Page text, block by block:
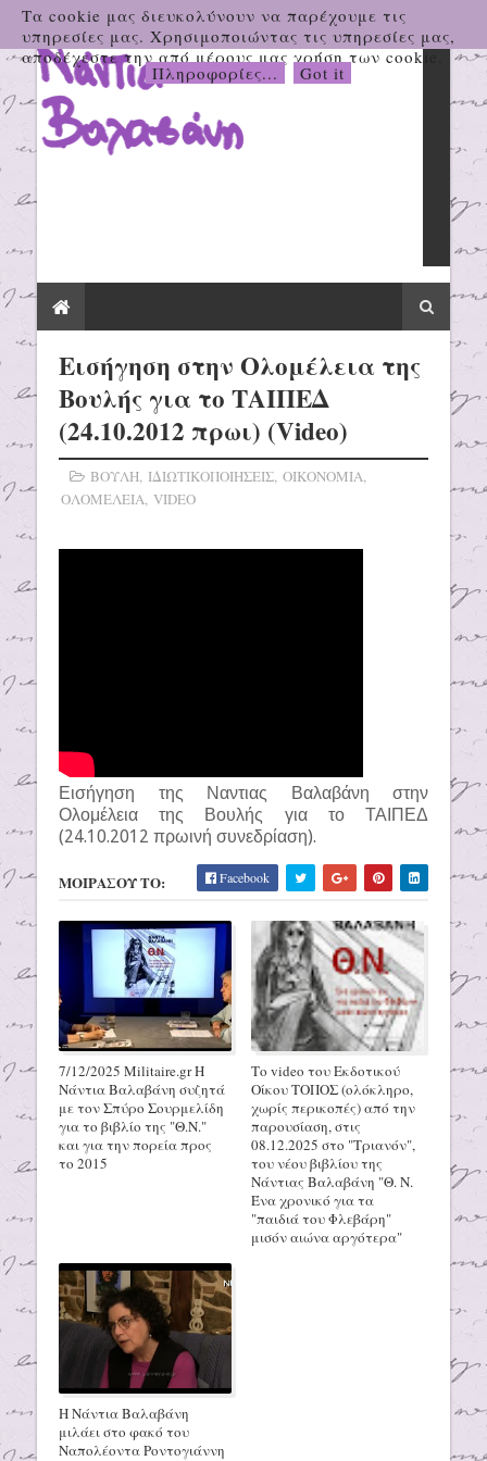
Εισήγηση στην Ολομέλεια της
Βουλής για το ΤΑΙΠΕΔ
(24.10.2012 πρωι) (Video)
ΒΟΥΛΗ, ΙΔΙΩΤΙΚΟΠΟΙΗΣΕΙΣ, ΟΙΚΟΝΟΜΙΑ,
ΟΛΟΜΕΛΕΙΑ, VIDEO
Εισήγηση της Ναντιας Βαλαβάνη στην
Ολομέλεια της Βουλής για το ΤΑΙΠΕΔ
(24.10.2012 πρωινή συνεδρίαση).
ΜΟΙΡΑΣΟΥ ΤΟ: Facebook
7/12/2025 Militaire.gr H
Νάντια Βαλαβάνη συζητά
με τον Σπύρο Σουρμελίδη
για το βιβλίο της "Θ.Ν."
και για την πορεία προς
το 2015
Το video του Εκδοτικού
Οίκου ΤΟΠΟΣ (ολόκληρο,
χωρίς περικοπές) από την
παρουσίαση, στις
08.12.2025 στο "Τριανόν",
του νέου βιβλίου της
Νάντιας Βαλαβάνη "Θ. Ν.
Ένα χρονικό για τα
"παιδιά του Φλεβάρη"
μισόν αιώνα αργότερα"
Η Νάντια Βαλαβάνη
μιλάει στο φακό του
Ναπολέοντα Ροντογιάννη
Τα cookie μας διευκολύνουν να παρέχουμε τις
υπηρεσίες μας. Χρησιμοποιώντας τις υπηρεσίες μας,
αποδέχεστε την από μέρους μας χρήση των cookie.
Πληροφορίες... Got it